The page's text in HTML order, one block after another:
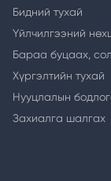
Бидний тухай
Үйлчилгээний
Бараа буцаах,
Хүргэлтийн тухай
Нууцлалын
Захиалга шалгах